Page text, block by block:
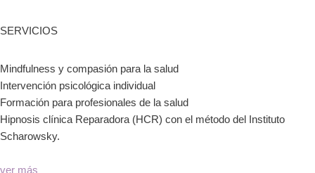
SERVICIOS
Mindfulness y compasión para la salud
Intervención psicológica individual
Formación para profesionales de la salud
Hipnosis clínica Reparadora (HCR) con el método del Instituto
Scharowsky.
ver más